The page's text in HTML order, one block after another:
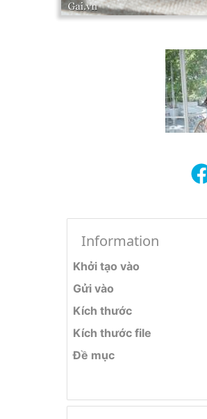
Information
Khởi tạo vào
Gửi vào
Kích thước
Kích thước file
Đề mục